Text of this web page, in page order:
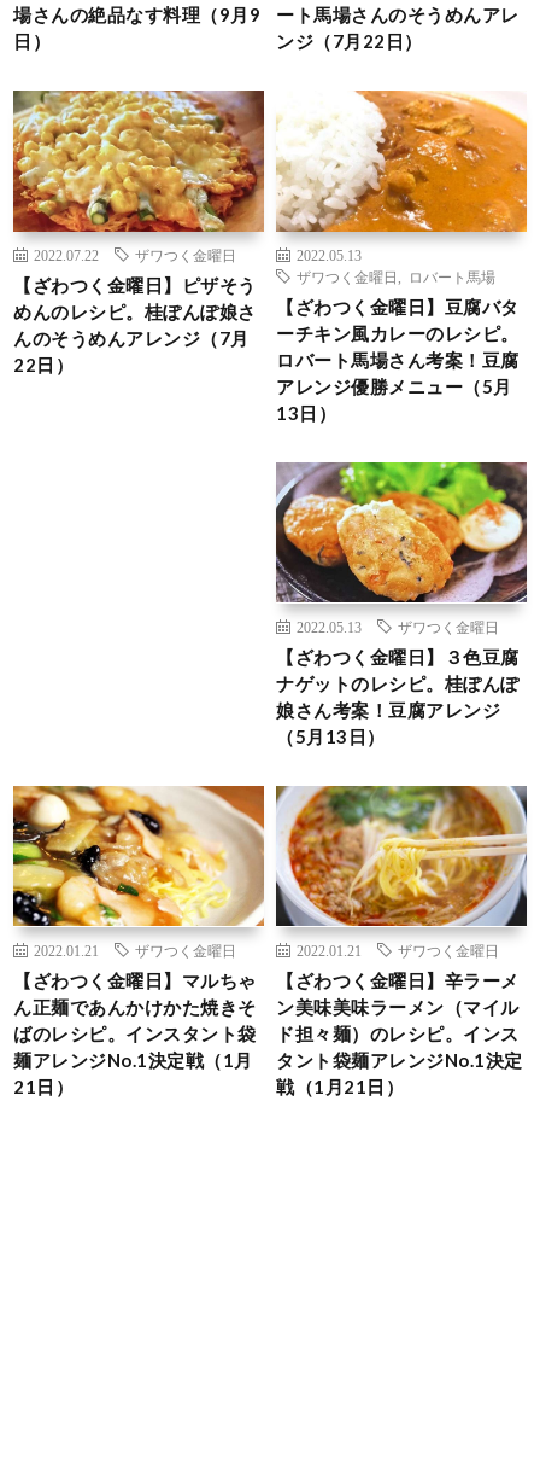
場さんの絶品なす料理（9月9
日）
ート馬場さんのそうめんアレ
ンジ（7月22日）
2022.07.22 ザワつく金曜日
【ざわつく金曜日】ピザそう
めんのレシピ。桂ぽんぽ娘さ
んのそうめんアレンジ（7月
22日）
2022.05.13
ザワつく金曜日
ロバート馬場
【ざわつく金曜日】豆腐バタ
ーチキン風カレーのレシピ。
ロバート馬場さん考案！豆腐
アレンジ優勝メニュー（5月
13日）
2022.05.13 ザワつく金曜日
【ざわつく金曜日】３色豆腐
ナゲットのレシピ。桂ぽんぽ
娘さん考案！豆腐アレンジ
（5月13日）
2022.01.21 ザワつく金曜日
【ざわつく金曜日】マルちゃ
ん正麺であんかけかた焼きそ
ばのレシピ。インスタント袋
麺アレンジNo.1決定戦（1月
21日）
2022.01.21 ザワつく金曜日
【ざわつく金曜日】辛ラーメ
ン美味美味ラーメン（マイル
ド担々麺）のレシピ。インス
タント袋麺アレンジNo.1決定
戦（1月21日）